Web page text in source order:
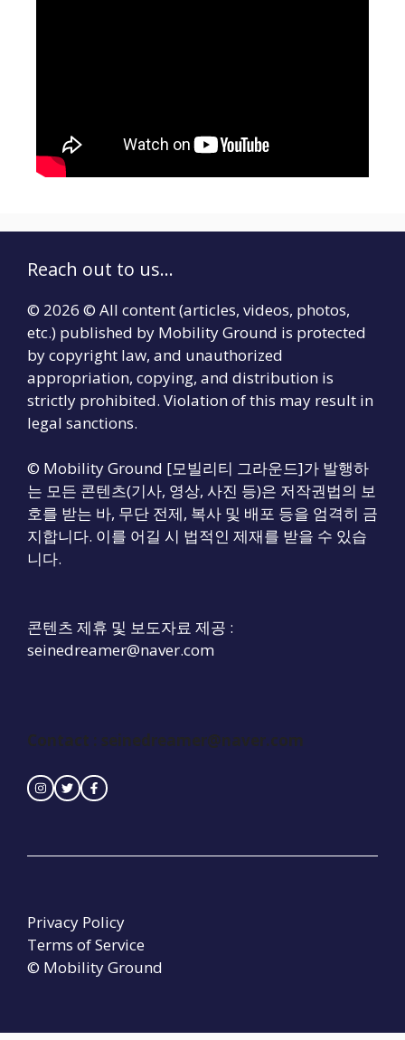
Reach out to us...
© 2026 © All content (articles, videos, photos,
etc.) published by Mobility Ground is protected
by copyright law, and unauthorized
appropriation, copying, and distribution is
strictly prohibited. Violation of this may result in
legal sanctions.
© Mobility Ground [모빌리티 그라운드]가 발행하
는 모든 콘텐츠(기사, 영상, 사진 등)은 저작권법의 보
호를 받는 바, 무단 전제, 복사 및 배포 등을 엄격히 금
지합니다. 이를 어길 시 법적인 제재를 받을 수 있습
니다.
콘텐츠 제휴 및 보도자료 제공 :
seinedreamer@naver.com
Contact : seinedreamer@naver.com
© Mobility Ground
Privacy Policy
Terms of Service